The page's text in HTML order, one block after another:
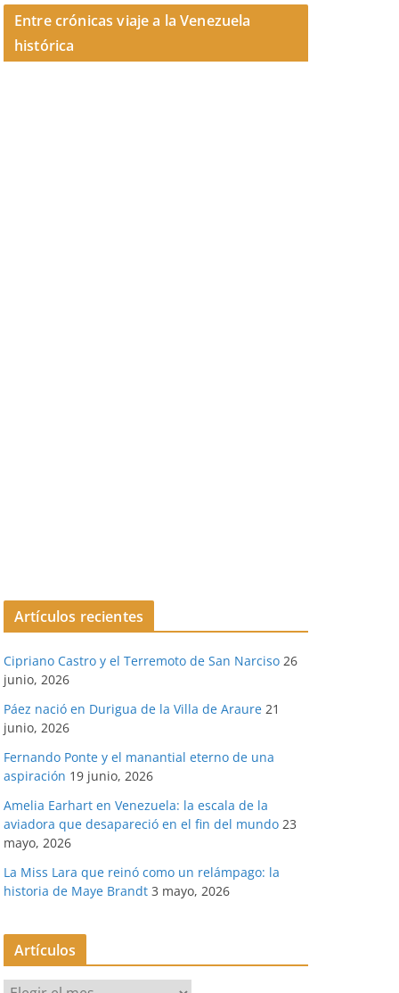
Entre crónicas viaje a la Venezuela
histórica
Artículos recientes
Cipriano Castro y el Terremoto de San Narciso 26
junio, 2026
Páez nació en Durigua de la Villa de Araure 21
junio, 2026
Fernando Ponte y el manantial eterno de una
aspiración 19 junio, 2026
Amelia Earhart en Venezuela: la escala de la
aviadora que desapareció en el fin del mundo 23
mayo, 2026
La Miss Lara que reinó como un relámpago: la
historia de Maye Brandt 3 mayo, 2026
Artículos